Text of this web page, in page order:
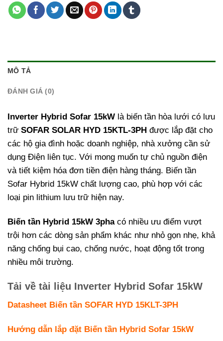
MÔ TẢ
ĐÁNH GIÁ (0)
Inverter Hybrid Sofar 15kW là biến tần hòa lưới có lưu
trữ SOFAR SOLAR HYD 15KTL-3PH được lắp đặt cho
các hộ gia đình hoặc doanh nghiệp, nhà xưởng cần sử
dụng Điện liên tục. Với mong muốn tự chủ nguồn điện
và tiết kiệm hóa đơn tiền điện hàng tháng. Biến tần
Sofar Hybrid 15kW chất lượng cao, phù hợp với các
loại pin lithium lưu trữ hiện nay.
Biến tần Hybrid 15kW 3pha có nhiều ưu điểm vượt
trội hơn các dòng sản phẩm khác như nhỏ gọn nhẹ, khả
năng chống bụi cao, chống nước, hoạt động tốt trong
nhiều môi trường.
Tải về tài liệu Inverter Hybrid Sofar 15kW
Datasheet Biến tần SOFAR HYD 15KLT-3PH
Hướng dẫn lắp đặt Biến tần Hybrid Sofar 15kW